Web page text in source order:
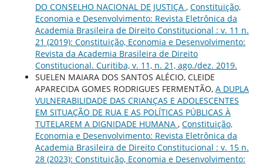
DO CONSELHO NACIONAL DE JUSTIÇA , Constituição,
Economia e Desenvolvimento: Revista Eletrônica da
Academia Brasileira de Direito Constitucional : v. 11 n.
21 (2019): Constituição, Economia e Desenvolvimento:
Revista da Academia Brasileira de Direito
Constitucional. Curitiba, v. 11, n. 21, ago./dez. 2019.
SUELEN MAIARA DOS SANTOS ALÉCIO, CLEIDE
APARECIDA GOMES RODRIGUES FERMENTÃO, A DUPLA
VULNERABILIDADE DAS CRIANÇAS E ADOLESCENTES
EM SITUAÇÃO DE RUA E AS POLÍTICAS PÚBLICAS À
TUTELAREM A DIGNIDADE HUMANA , Constituição,
Economia e Desenvolvimento: Revista Eletrônica da
Academia Brasileira de Direito Constitucional : v. 15 n.
28 (2023): Constituição, Economia e Desenvolvimento: